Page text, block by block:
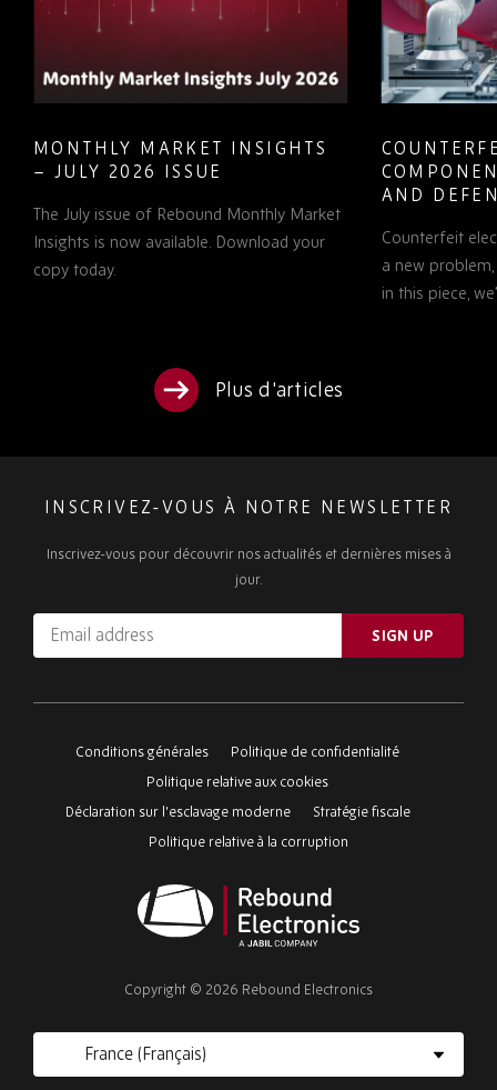
MONTHLY MARKET INSIGHTS
– JULY 2026 ISSUE
The July issue of Rebound Monthly Market
Insights is now available. Download your
copy today.
AND
TO KNOW
Counterfeit
a new
in this piece,
Plus d'articles
INSCRIVEZ-VOUS À NOTRE NEWSLETTER
Inscrivez-vous pour découvrir nos actualités et dernières mises à
jour.
Email
address
ignore
SIGN UP
Conditions générales
Politique de confidentialité
Politique relative aux cookies
Déclaration sur l'esclavage moderne
Stratégie fiscale
Politique relative à la corruption
Electronics
Copyright © 2026 Rebound Electronics